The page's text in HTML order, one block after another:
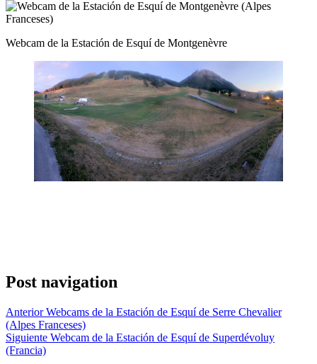
Webcam de la Estación de Esquí de Montgenèvre
Post navigation
AnteriorWebcams de la Estación de Esquí de Serre Chevalier
(Alpes Franceses)
Siguiente Webcam de la Estación de Esquí de Superdévoluy
(Francia)